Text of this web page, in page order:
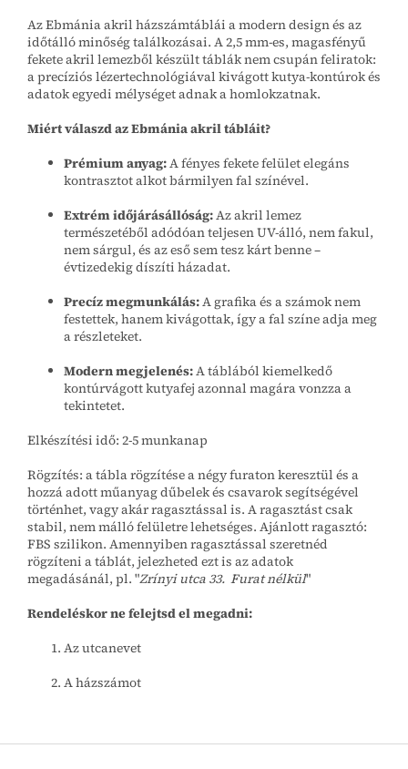
Az Ebmánia akril házszámtáblái a modern design és az
időtálló minőség találkozásai. A 2,5 mm-es, magasfényű
fekete akril lemezből készült táblák nem csupán feliratok:
a precíziós lézertechnológiával kivágott kutya-kontúrok és
adatok egyedi mélységet adnak a homlokzatnak.
Miért válaszd az Ebmánia akril tábláit?
Prémium anyag:A fényes fekete felület elegáns
kontrasztot alkot bármilyen fal színével.
Extrém időjárásállóság:Az akril lemez
természetéből adódóan teljesen UV-álló, nem fakul,
nem sárgul, és az eső sem tesz kárt benne –
évtizedekig díszíti házadat.
Precíz megmunkálás:A grafika és a számok nem
festettek, hanem kivágottak, így a fal színe adja meg
a részleteket.
Modern megjelenés:A táblából kiemelkedő
kontúrvágott kutyafej azonnal magára vonzza a
tekintetet.
Elkészítési idő: 2-5 munkanap
Rögzítés: a tábla rögzítése a négy furaton keresztül és a
hozzá adott műanyag dűbelek és csavarok segítségével
történhet, vagy akár ragasztással is. A ragasztást csak
stabil, nem málló felületre lehetséges. Ajánlott ragasztó:
FBS szilikon. Amennyiben ragasztással szeretnéd
rögzíteni a táblát, jelezheted ezt is az adatok
megadásánál, pl. "Zrínyi utca 33. Furat nélkül"
Rendeléskor ne felejtsd el megadni:
Az utcanevet
A házszámot